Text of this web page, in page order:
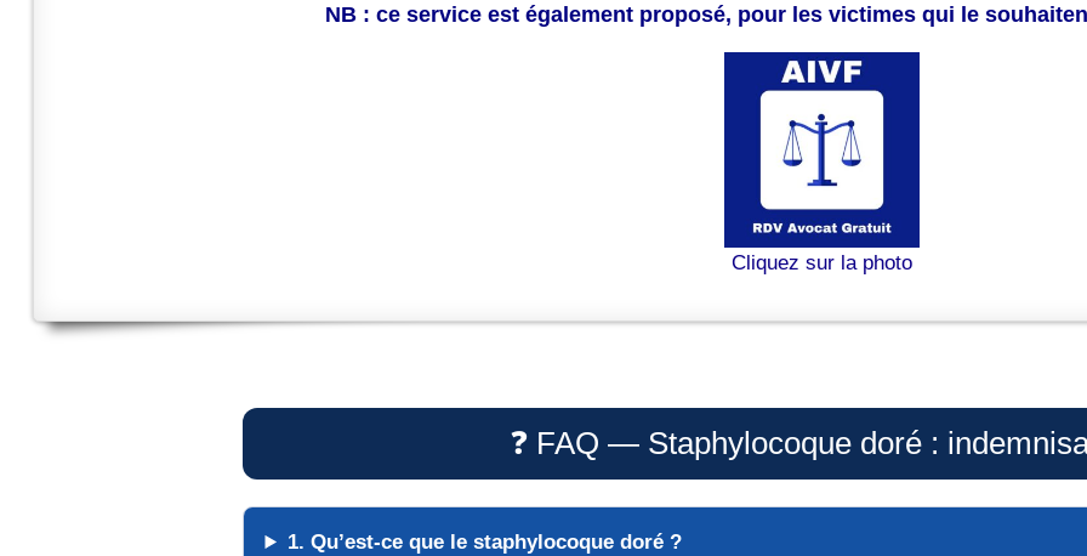
NB : ce service est également proposé, pour les victimes qui le
Cliquez sur la photo
❓ FAQ — Staphylocoque doré :
1. Qu’est-ce que le staphylocoque doré?